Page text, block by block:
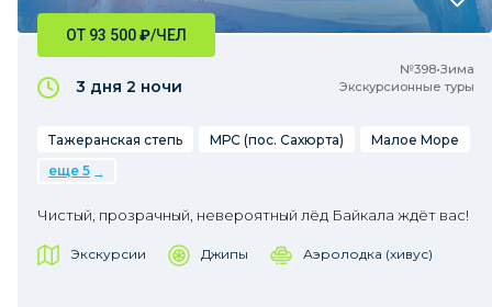
№398•Зима
Экскурсионные туры
ОТ 93 500₽/ЧЕЛ
3 дня 2 ночи
Тажеранская степь МРС (пос. Сахюрта)
Малое Море
еще 5
Чистый, прозрачный, невероятный лёд Байкала ждёт вас!
Экскурсии Джипы Аэролодка (хивус)